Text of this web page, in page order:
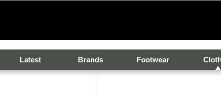
Latest Brands Footwear